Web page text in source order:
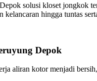
solusi kloset jongkok
hingga tuntas
Depok
aliran kotor menjadi